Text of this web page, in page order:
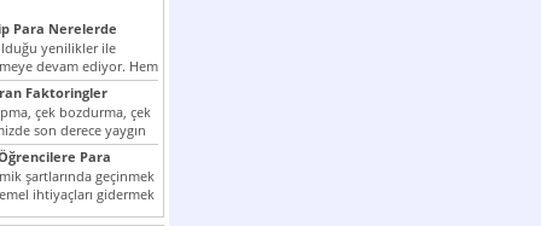
Para Nerelerde
yenilikler ile
devam ediyor. Hem
arttırmak hem...
Faktoringler
çek bozdurma, çek
son derece yaygın
Para
şartlarında geçinmek
ihtiyaçları gidermek
olmak...